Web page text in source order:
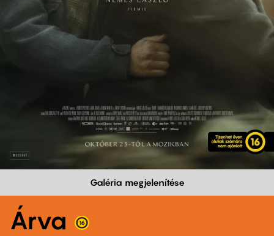
Galéria megjelenítése
Árva